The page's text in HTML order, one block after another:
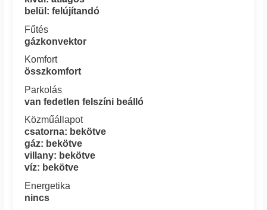
belül: felújítandó
Fűtés
gázkonvektor
Komfort
összkomfort
Parkolás
van fedetlen felszíni beálló
Közműállapot
csatorna: bekötve
gáz: bekötve
villany: bekötve
víz: bekötve
Energetika
nincs